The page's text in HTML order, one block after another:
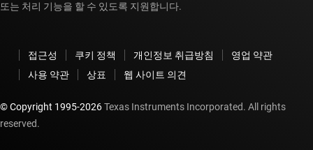
또는 처리 기능을 할 수 있도록 지원합니다.
접근성 쿠키 정책 개인정보 취급방침
영업 약관
사용 약관
상표 웹 사이트 의견
© Copyright 1995-2026Texas Instruments Incorporated. All rights
reserved.